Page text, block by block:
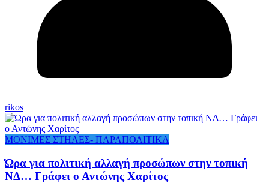
rikos
ΜΟΝΙΜΕΣ ΣΤΗΛΕΣ- ΠΑΡΑΠΟΛΙΤΙΚΑ
Ώρα για πολιτική αλλαγή προσώπων στην τοπική
ΝΔ… Γράφει ο Αντώνης Χαρίτος